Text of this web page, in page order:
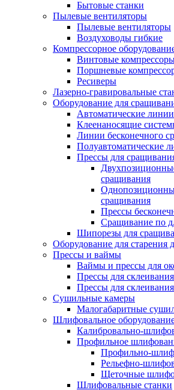
Бытовые станки
Пылевые вентиляторы
Пылевые вентиляторы
Воздуховоды гибкие
Компрессорное
Винтовые
Поршневые
Ресиверы
Лазерно-гравировальные
Оборудование для
Автоматические
Клеенаносящие
Линии бесконечного
Полуавтоматические
Прессы для
сращивания
сращивания
Прессы
Сращивание по
Шипорезы для
Оборудование для старения
Прессы и ваймы
Ваймы и прессы для
Прессы для
Прессы для
Сушильные камеры
Малогабаритные
Шлифовальное
Калибровально-
Профильное
Профильно-
Рельефно-
Щеточные
Шлифовальные станки